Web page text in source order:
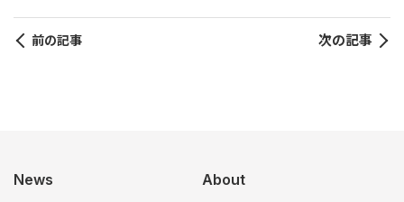
前の記事 次の記事
News About